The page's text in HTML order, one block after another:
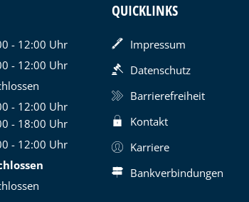
- 12:00 Uhr
bis 12:00 Uhr
- 12:00 Uhr
bis 12:00 Uhr
- 12:00 Uhr
bis 12:00 Uhr
- 18:00 Uhr
bis 18:00 Uhr
- 12:00 Uhr
bis 12:00 Uhr
QUICKLINKS
Impressum
Datenschutz
Barrierefreiheit
Kontakt
Karriere
Bankverbindungen